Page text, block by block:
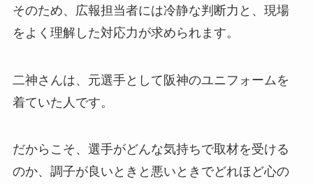
そのため、広報担当者には冷静な判断力と、現場
をよく理解した対応力が求められます。
二神さんは、元選手として阪神のユニフォームを
着ていた人です。
だからこそ、選手がどんな気持ちで取材を受ける
のか、調子が良いときと悪いときでどれほど心の